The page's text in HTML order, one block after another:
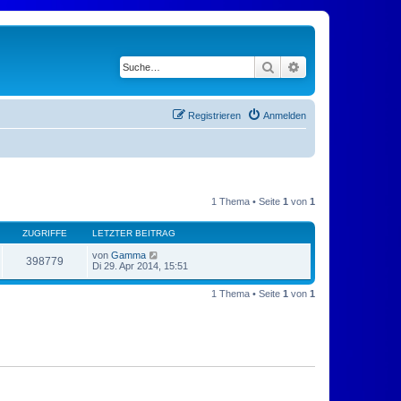
Suche
Anmelden
Registrieren
1 Thema • Seite 1 von 1
ZUGRIFFE LETZTER BEITRAG
398779 von Gamma
Di 29. Apr 2014, 15:51
1 Thema • Seite 1 von 1